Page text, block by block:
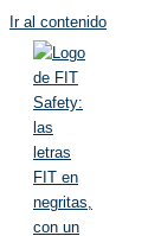
Ir al contenido